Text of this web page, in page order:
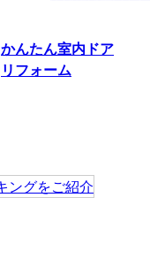
かんたん室内ドア
リフォーム